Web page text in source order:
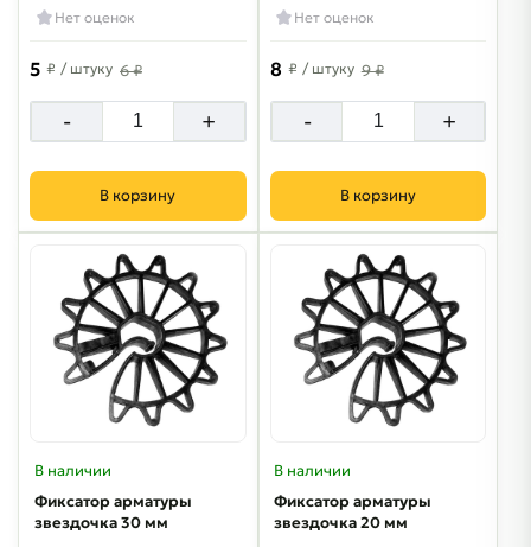
Нет оценок
5 ₽ / штуку 6 ₽
- +
В корзину
Нет оценок
8 ₽ / штуку 9 ₽
- +
В корзину
В наличии
Фиксатор арматуры
звездочка 30 мм
В наличии
Фиксатор арматуры
звездочка 20 мм